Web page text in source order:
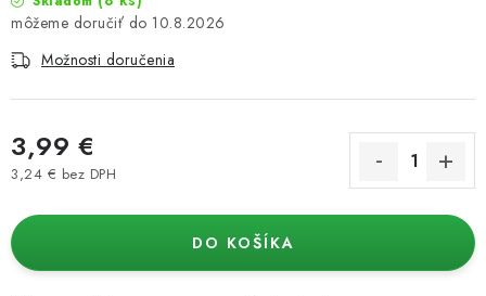
10.8.2026
Možnosti doručenia
3,99 €
3,24 € bez DPH
DO KOŠÍKA